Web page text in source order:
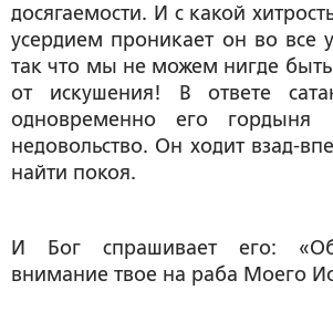
досягаемости. И с какой
усердием проникает он во все
так что мы не можем нигде быть
от искушения! В ответе
одновременно его
недовольство. Он ходит взад-
найти покоя.
И Бог спрашивает его:
внимание твое на раба Моего